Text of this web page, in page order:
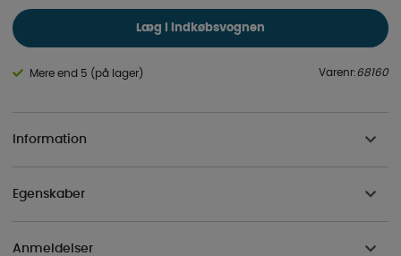
Læg i indkøbsvognen
Mere end 5 (på lager) Varenr:68160
Information
Egenskaber
Anmeldelser